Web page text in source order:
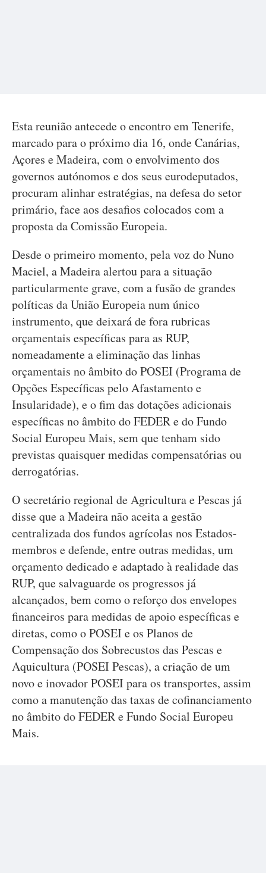
Esta reunião antecede o encontro em Tenerife,
marcado para o próximo dia 16, onde Canárias,
Açores e Madeira, com o envolvimento dos
governos autónomos e dos seus eurodeputados,
procuram alinhar estratégias, na defesa do setor
primário, face aos desafios colocados com a
proposta da Comissão Europeia.
Desde o primeiro momento, pela voz do Nuno
Maciel, a Madeira alertou para a situação
particularmente grave, com a fusão de grandes
políticas da União Europeia num único
instrumento, que deixará de fora rubricas
orçamentais específicas para as RUP,
nomeadamente a eliminação das linhas
orçamentais no âmbito do POSEI (Programa de
Opções Específicas pelo Afastamento e
Insularidade), e o fim das dotações adicionais
específicas no âmbito do FEDER e do Fundo
Social Europeu Mais, sem que tenham sido
previstas quaisquer medidas compensatórias ou
derrogatórias.
O secretário regional de Agricultura e Pescas já
disse que a Madeira não aceita a gestão
centralizada dos fundos agrícolas nos Estados-
membros e defende, entre outras medidas, um
orçamento dedicado e adaptado à realidade das
RUP, que salvaguarde os progressos já
alcançados, bem como o reforço dos envelopes
financeiros para medidas de apoio específicas e
diretas, como o POSEI e os Planos de
Compensação dos Sobrecustos das Pescas e
Aquicultura (POSEI Pescas), a criação de um
novo e inovador POSEI para os transportes, assim
como a manutenção das taxas de cofinanciamento
no âmbito do FEDER e Fundo Social Europeu
Mais.